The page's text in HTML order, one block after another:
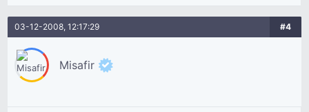
03-12-2008, 12:17:29 #4
Misafir